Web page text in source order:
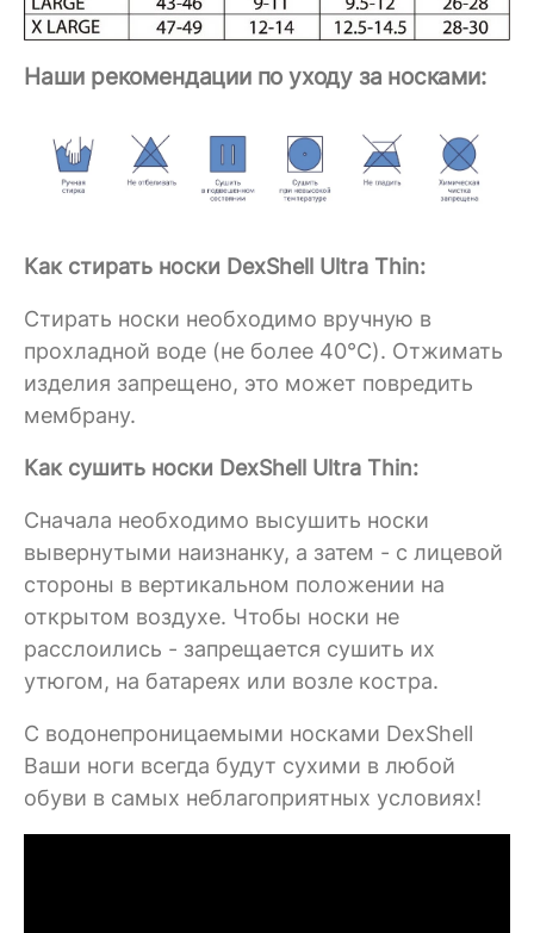
Наши рекомендации по уходу за носками:
Как стирать носки DexShell Ultra Thin:
Стирать носки необходимо вручную в
прохладной воде (не более 40°C). Отжимать
изделия запрещено, это может повредить
мембрану.
Как сушить носки DexShell Ultra Thin:
Сначала необходимо высушить носки
вывернутыми наизнанку, а затем - с лицевой
стороны в вертикальном положении на
открытом воздухе. Чтобы носки не
расслоились - запрещается сушить их
утюгом, на батареях или возле костра.
C водонепроницаемыми носками DexShell
Ваши ноги всегда будут сухими в любой
обуви в самых неблагоприятных условиях!